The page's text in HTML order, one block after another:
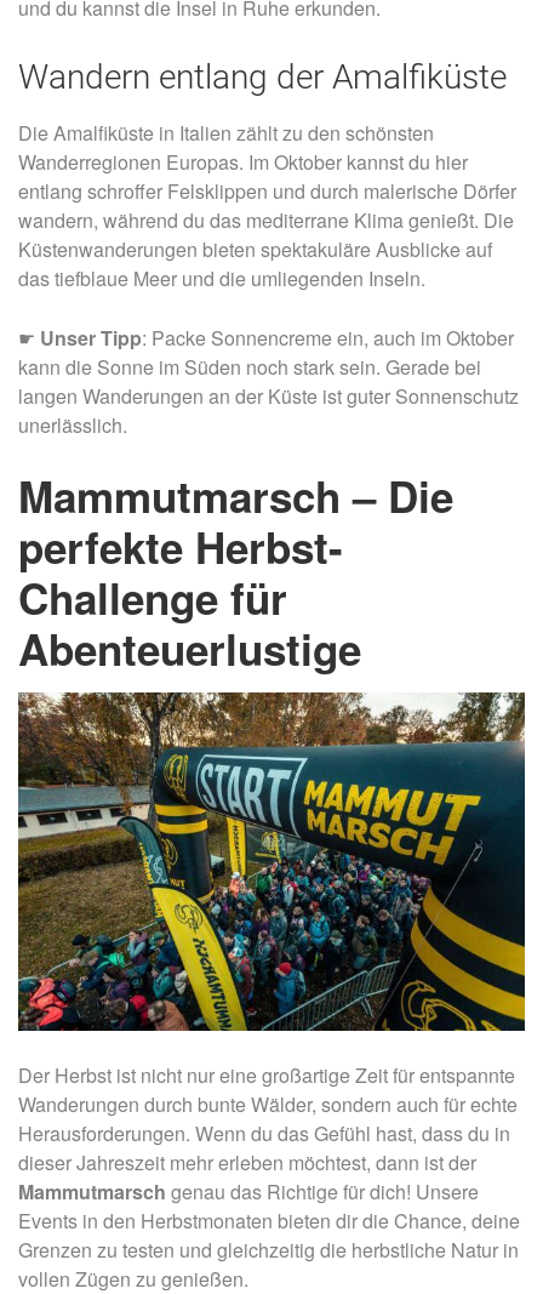
und du kannst die Insel in Ruhe erkunden.
Wandern entlang der Amalfiküste
Die Amalfiküste in Italien zählt zu den schönsten
Wanderregionen Europas. Im Oktober kannst du hier
entlang schroffer Felsklippen und durch malerische Dörfer
wandern, während du das mediterrane Klima genießt. Die
Küstenwanderungen bieten spektakuläre Ausblicke auf
das tiefblaue Meer und die umliegenden Inseln.
☛ Unser Tipp: Packe Sonnencreme ein, auch im Oktober
kann die Sonne im Süden noch stark sein. Gerade bei
langen Wanderungen an der Küste ist guter Sonnenschutz
unerlässlich.
Mammutmarsch – Die
perfekte Herbst-
Challenge für
Abenteuerlustige
Der Herbst ist nicht nur eine großartige Zeit für entspannte
Wanderungen durch bunte Wälder, sondern auch für echte
Herausforderungen. Wenn du das Gefühl hast, dass du in
dieser Jahreszeit mehr erleben möchtest, dann ist der
Mammutmarsch genau das Richtige für dich! Unsere
Events in den Herbstmonaten bieten dir die Chance, deine
Grenzen zu testen und gleichzeitig die herbstliche Natur in
vollen Zügen zu genießen.